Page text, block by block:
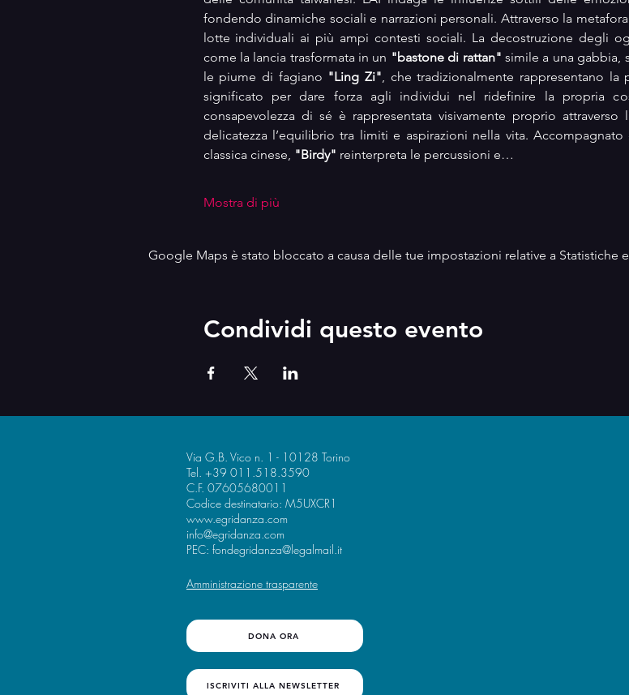
fondendo dinamiche sociali e narrazioni personali. Attraverso la
lotte individuali ai più ampi contesti sociali. La decostruzione degli
come la lancia trasformata in un "bastone di rattan" simile a una gabbia,
le piume di fagiano "Ling Zi", che tradizionalmente rappresentano
significato per dare forza agli individui nel ridefinire la propria
consapevolezza di sé è rappresentata visivamente proprio
delicatezza l’equilibrio tra limiti e aspirazioni nella vita.
classica cinese, "Birdy" reinterpreta le percussioni e…
Mostra di più
Google Maps è stato bloccato a causa delle tue impostazioni relative a Statistiche
Condividi questo evento
Via G.B. Vico n. 1 - 10128 Torino
Tel. +39 011.518.3590
C.F. 07605680011
Codice destinatario: M5UXCR1
www.egridanza.com
info@egridanza.com
PEC: fondegridanza@legalmail.it
Amministrazione trasparente
DONA ORA
ISCRIVITI ALLA NEWSLETTER